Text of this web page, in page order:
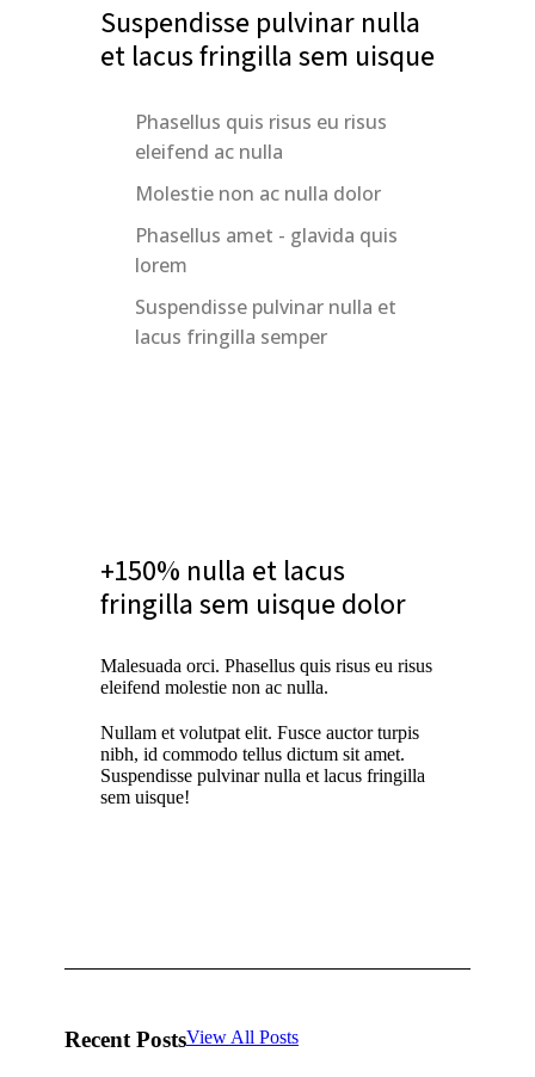
Suspendisse pulvinar nulla
et lacus fringilla sem uisque
Phasellus quis risus eu risus
eleifend ac nulla
Molestie non ac nulla dolor
Phasellus amet - glavida quis
lorem
Suspendisse pulvinar nulla et
lacus fringilla semper
+150% nulla et lacus
fringilla sem uisque dolor
Malesuada orci. Phasellus quis risus eu risus
eleifend molestie non ac nulla.
Nullam et volutpat elit. Fusce auctor turpis
nibh, id commodo tellus dictum sit amet.
Suspendisse pulvinar nulla et lacus fringilla
sem uisque!
Recent PostsView All Posts